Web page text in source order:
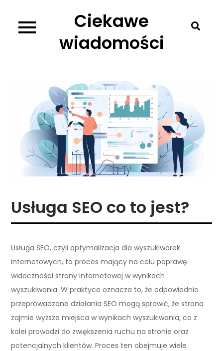
content
Ciekawe
wiadomości
Usługa SEO co to jest?
Usługa SEO, czyli optymalizacja dla wyszukiwarek
internetowych, to proces mający na celu poprawę
widoczności strony internetowej w wynikach
wyszukiwania. W praktyce oznacza to, że odpowiednio
przeprowadzone działania SEO mogą sprawić, że strona
zajmie wyższe miejsca w wynikach wyszukiwania, co z
kolei prowadzi do zwiększenia ruchu na stronie oraz
potencjalnych klientów. Proces ten obejmuje wiele